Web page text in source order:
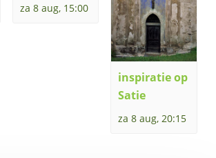
za 8 aug, 15:00
inspiratie op
Satie
za 8 aug, 20:15